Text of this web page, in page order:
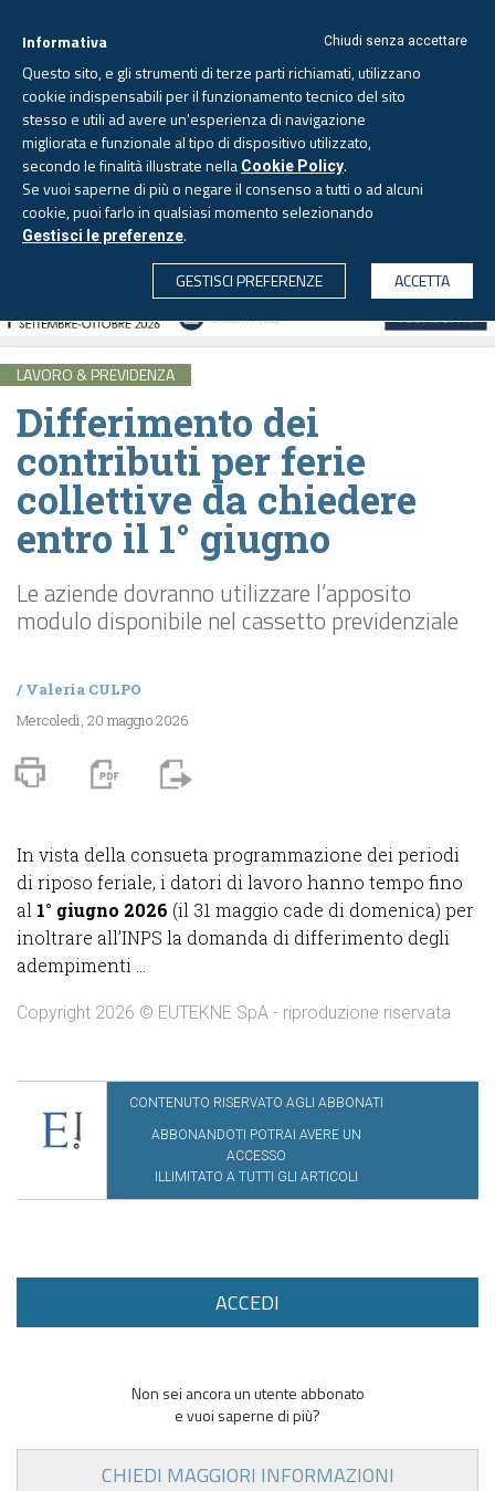
CERCA
Sabato, 8 agosto 2026 - Aggiornato alle 6.00
LAVORO & PREVIDENZA
Differimento dei
contributi per ferie
collettive da chiedere
entro il 1° giugno
Le aziende dovranno utilizzare l’apposito
modulo disponibile nel cassetto previdenziale
/Valeria CULPO
Mercoledì, 20 maggio 2026
In vista della consueta programmazione dei periodi
di riposo feriale, i datori di lavoro hanno tempo fino
al 1° giugno 2026 (il 31 maggio cade di domenica) per
inoltrare all’INPS la domanda di differimento degli
adempimenti ...
Copyright 2026 © EUTEKNE SpA - riproduzione riservata
CONTENUTO RISERVATO AGLI ABBONATI
ABBONANDOTI POTRAI AVERE UN
ACCESSO
ILLIMITATO A TUTTI GLI ARTICOLI
ACCEDI
Non sei ancora un utente abbonato
e vuoi saperne di più?
CHIEDI MAGGIORI INFORMAZIONI
Chiudi senza accettare
Informativa
Questo sito, e gli strumenti di terze parti richiamati, utilizzano
cookie indispensabili per il funzionamento tecnico del sito
stesso e utili ad avere un'esperienza di navigazione
migliorata e funzionale al tipo di dispositivo utilizzato,
secondo le finalità illustrate nella Cookie Policy.
Se vuoi saperne di più o negare il consenso a tutti o ad alcuni
cookie, puoi farlo in qualsiasi momento selezionando
Gestisci le preferenze.
GESTISCI PREFERENZE
ACCETTA